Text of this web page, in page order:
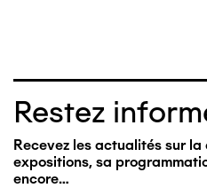
Restez
Recevez les actualités sur la
expositions, sa
encore…